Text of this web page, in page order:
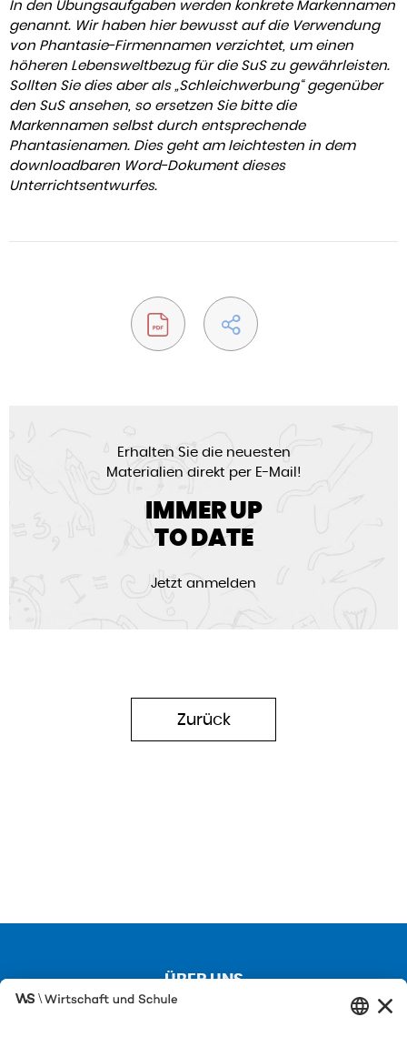
In den Übungsaufgaben werden konkrete Markennamen
genannt. Wir haben hier bewusst auf die Verwendung
von Phantasie-Firmennamen verzichtet, um einen
höheren Lebensweltbezug für die SuS zu gewährleisten.
Sollten Sie dies aber als „Schleichwerbung“ gegenüber
den SuS ansehen, so ersetzen Sie bitte die
Markennamen selbst durch entsprechende
Phantasienamen. Dies geht am leichtesten in dem
downloadbaren Word-Dokument dieses
Unterrichtsentwurfes.
Erhalten Sie die neuesten
Materialien direkt per E-Mail!
IMMER UP
TO DATE
Jetzt anmelden
Zurück
ÜBER UNS